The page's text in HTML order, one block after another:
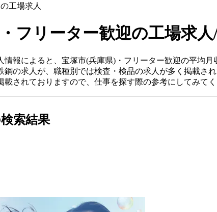
工場求人
フリーター歓迎の工場求
情報によると、宝塚市(兵庫県)・フリーター歓迎の平均月
鋼の求人が、職種別では検査・検品の求人が多く掲載され
されておりますので、仕事を探す際の参考にしてみてく
索結果